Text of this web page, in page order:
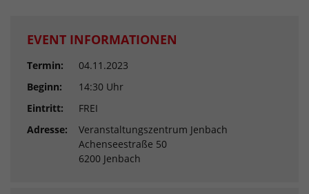
EVENT INFORMATIONEN
Termin:
04.11.2023
Beginn:
14:30 Uhr
Eintritt:
FREI
Adresse:
Veranstaltungszentrum Jenbach
Achenseestraße 50
6200 Jenbach